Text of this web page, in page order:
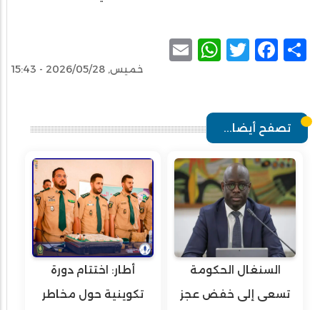
Share
Facebook
Twitter
WhatsApp
خميس, 2026/05/28 - 15:43
تصفح أيضا...
السنغال الحكومة
تسعى إلى خفض عجز
أطار: اختتام دورة
تكوينية حول مخاطر